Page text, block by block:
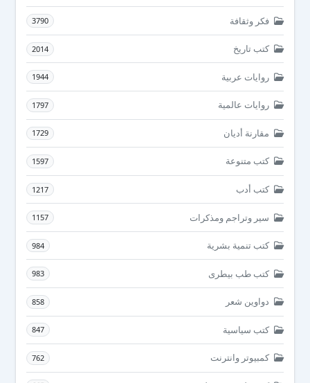
فكر وثقافة 3790
كتب تاريخ 2014
روايات عربية 1944
روايات عالمية 1797
مقارنة أديان 1729
كتب متنوعة 1597
كتب أدب 1217
سير وتراجم ومذكرات 1157
كتب تنمية بشرية 984
كتب طب بيطرى 983
دواوين شعر 858
كتب سياسية 847
كمبيوتر وانترنت 762